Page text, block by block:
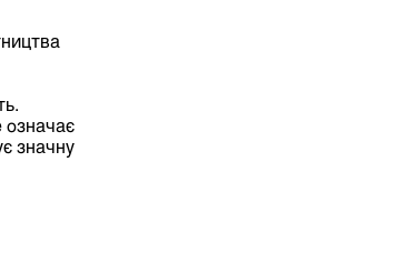
означає
значну